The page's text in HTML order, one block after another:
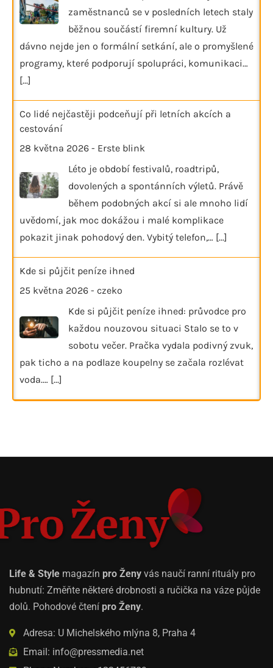
zaměstnanců se v posledních letech staly
běžnou součástí firemní kultury. Už
dávno nejde jen o formální setkání, ale o promyšlené
programy, které podporují spolupráci, komunikaci…
[...]
Co lidé nejčastěji podceňují při letních akcích a
cestování
28 května 2026 - Erste blink
Léto je období festivalů, roadtripů,
dovolených a spontánních výletů. Právě
během podobných akcí si ale mnoho lidí
uvědomí, jak moc dokážou i malé komplikace
pokazit jinak pohodový den. Vybitý telefon,… [...]
Kde si půjčit peníze ihned
25 května 2026 - czeko
Kde si půjčit peníze ihned: průvodce pro
každou nouzovou situaci Stalo se to v
sobotu večer. Pračka vydala podivný zvuk,
pak ticho a na podlaze koupelny se začala rozlévat
voda.… [...]
Life & Style magazín pro Ženy vás naučí ranní rituály pro
hubnutí: Změňte některé drobnosti a ručička na váze půjde
dolů. Pohodové čtení pro Ženy.
Adresa: U Michelského mlýna 8, Praha 4
Email: info@pressmedia.net